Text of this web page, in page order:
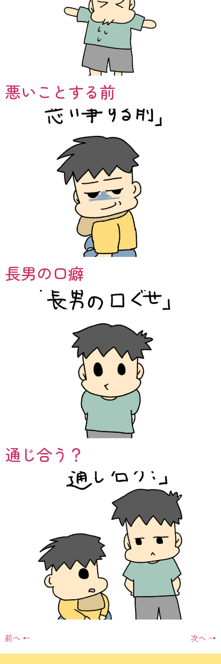
悪いことする前
長男の口癖
通じ合う？
前へ ← 次へ →